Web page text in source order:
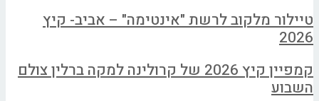
טיילור מלקוב לרשת "אינטימה" – אביב- קיץ
2026
קמפיין קיץ 2026 של קרולינה למקה ברלין צולם
השבוע